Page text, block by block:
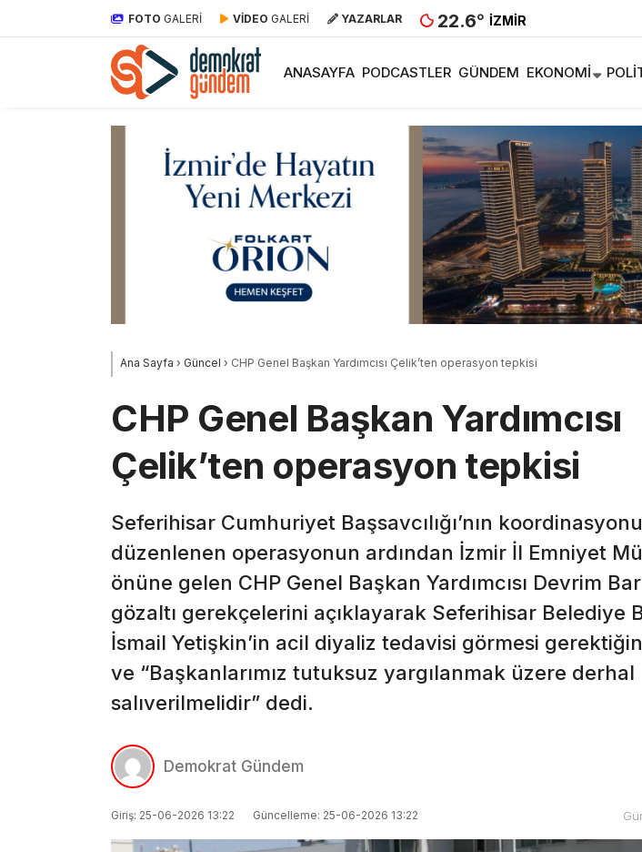
FOTO GALERİ VİDEO GALERİ YAZARLAR 22.6° İZMIR
ANASAYFA PODCASTLER GÜNDEM EKONOMI
Ana Sayfa › Güncel › CHP Genel Başkan Yardımcısı Çelik’ten operasyon tepkisi
CHP Genel Başkan Yardımcısı
Çelik’ten operasyon tepkisi
Seferihisar Cumhuriyet Başsavcılığı’nın
düzenlenen operasyonun ardından İzmir İl Emniyet
önüne gelen CHP Genel Başkan Yardımcısı Devrim
gözaltı gerekçelerini açıklayarak Seferihisar Belediye
İsmail Yetişkin’in acil diyaliz tedavisi görmesi
ve “Başkanlarımız tutuksuz yargılanmak üzere derhal
salıverilmelidir” dedi.
Demokrat Gündem
Giriş: 25-06-2026 13:22 Güncelleme: 25-06-2026 13:22